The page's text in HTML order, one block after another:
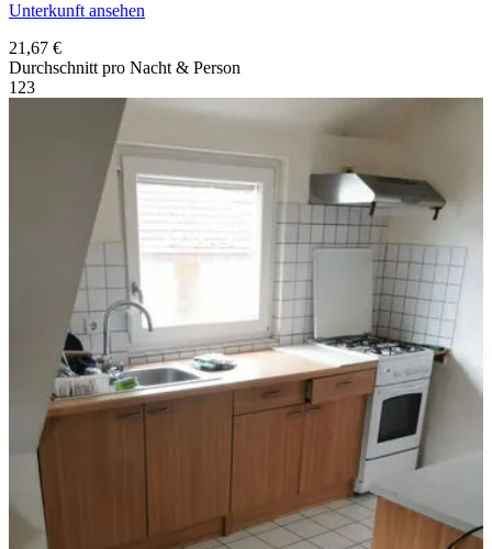
Unterkunft ansehen
21,67 €
Durchschnitt pro Nacht & Person
1 23